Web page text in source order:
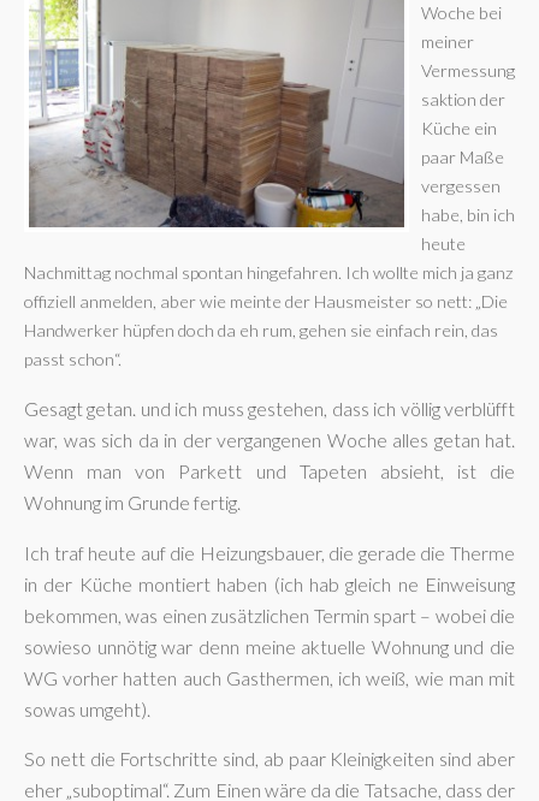
Woche bei
meiner
Vermessung
saktion der
Küche ein
paar Maße
vergessen
habe, bin ich
heute
Nachmittag nochmal spontan hingefahren. Ich wollte mich ja ganz
offiziell anmelden, aber wie meinte der Hausmeister so nett: „Die
Handwerker hüpfen doch da eh rum, gehen sie einfach rein, das
passt schon“.
Gesagt getan. und ich muss gestehen, dass ich völlig verblüfft
war, was sich da in der vergangenen Woche alles getan hat.
Wenn man von Parkett und Tapeten absieht, ist die
Wohnung im Grunde fertig.
Ich traf heute auf die Heizungsbauer, die gerade die Therme
in der Küche montiert haben (ich hab gleich ne Einweisung
bekommen, was einen zusätzlichen Termin spart – wobei die
sowieso unnötig war denn meine aktuelle Wohnung und die
WG vorher hatten auch Gasthermen, ich weiß, wie man mit
sowas umgeht).
So nett die Fortschritte sind, ab paar Kleinigkeiten sind aber
eher „suboptimal“. Zum Einen wäre da die Tatsache, dass der